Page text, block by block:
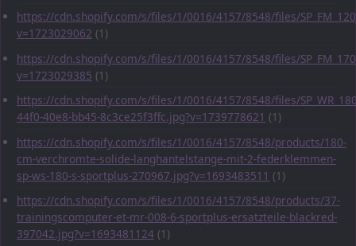
https://cdn.shopify.com/s/files/1/0016/4157/8548/files/
v=1723029062 (1)
https://cdn.shopify.com/s/files/1/0016/4157/8548/files/
v=1723029385 (1)
https://cdn.shopify.com/s/files/1/0016/4157/8548/files/
44f0-40e8-bb45-8c3ce25f3ffc.jpg?v=1739778621 (1)
https://cdn.shopify.com/s/files/1/0016/4157/8548/products/180-
cm-verchromte-solide-langhantelstange-mit-2-federklemmen-
sp-ws-180-s-sportplus-270967.jpg?v=1693483511 (1)
https://cdn.shopify.com/s/files/1/0016/4157/8548/products/37-
trainingscomputer-et-mr-008-6-sportplus-ersatzteile-blackred-
397042.jpg?v=1693481124 (1)